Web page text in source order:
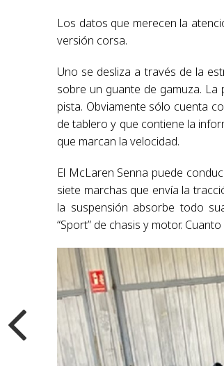
Los datos que merecen la
versión corsa.
Uno se desliza a través de la
sobre un guante de gamuza.
pista. Obviamente sólo cuenta
de tablero y que contiene la
que marcan la velocidad.
El McLaren Senna puede
siete marchas que envía la
la suspensión absorbe todo
“Sport” de chasis y motor.